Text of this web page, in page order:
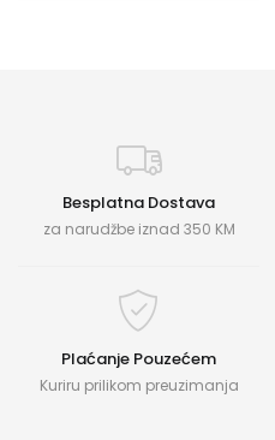
Besplatna Dostava
za narudžbe iznad 350 KM
Plaćanje Pouzećem
Kuriru prilikom preuzimanja